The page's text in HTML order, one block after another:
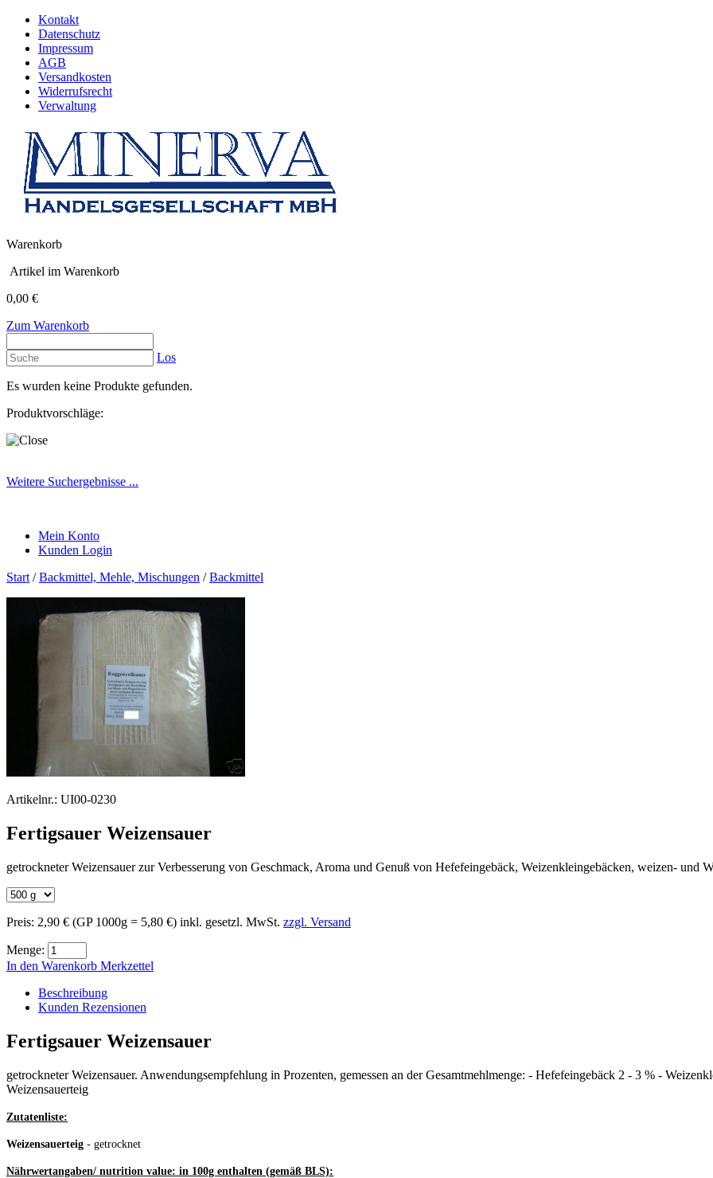
Kontakt
Datenschutz
Impressum
AGB
Versandkosten
Widerrufsrecht
Verwaltung
Warenkorb
Artikel im Warenkorb
0,00 €
Zum Warenkorb
Los
Es wurden keine Produkte gefunden.
Produktvorschläge:
Weitere Suchergebnisse ...
Mein Konto
Kunden Login
Start /Backmittel, Mehle, Mischungen /Backmittel
Artikelnr.: UI00-0230
Fertigsauer Weizensauer
getrockneter Weizensauer zur Verbesserung von Geschmack, Aroma und Genuß von Hefefeingebäck, Weizenkleingebäcken, weizen- und
Preis: 2,90 € (GP 1000g = 5,80 €) inkl. gesetzl. MwSt. zzgl. Versand
Menge:
In den Warenkorb Merkzettel
Beschreibung
Kunden Rezensionen
Fertigsauer Weizensauer
getrockneter Weizensauer. Anwendungsempfehlung in Prozenten, gemessen an der Gesamtmehlmenge: - Hefefeingebäck 2 - 3 % -
Weizensauerteig
Zutatenliste:
Weizensauerteig - getrocknet
Nährwertangaben/ nutrition value: in 100g enthalten (gemäß BLS):